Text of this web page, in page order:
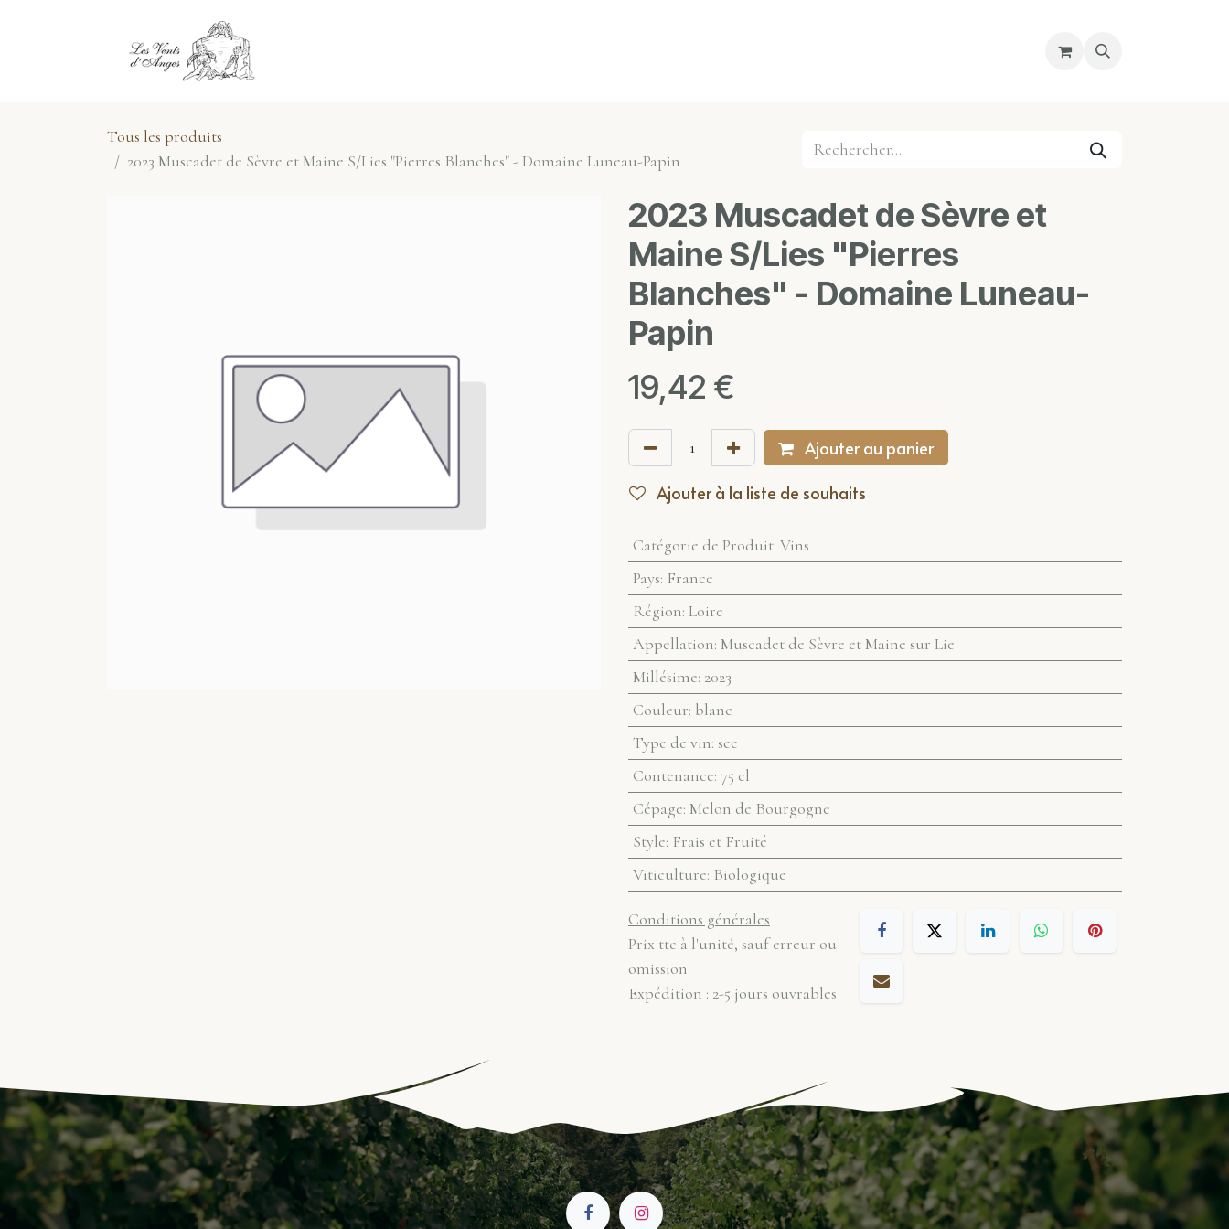
Cours
Tous les produits
2023 Muscadet de Sèvre et Maine S/Lies "Pierres Blanches" - Domaine Luneau-Papin
2023 Muscadet de Sèvre et
Maine S/Lies "Pierres
Blanches" - Domaine Luneau-
Papin
19,42 €
Ajouter au panier
Ajouter à la liste de souhaits
Catégorie de Produit: Vins
Pays: France
Région: Loire
Appellation: Muscadet de Sèvre et Maine sur Lie
Millésime: 2023
Couleur: blanc
Type de vin: sec
Contenance: 75 cl
Cépage: Melon de Bourgogne
Style: Frais et Fruité
Viticulture: Biologique
Conditions générales
Prix ttc à l'unité, sauf erreur ou
omission
Expédition : 2-5 jours ouvrables